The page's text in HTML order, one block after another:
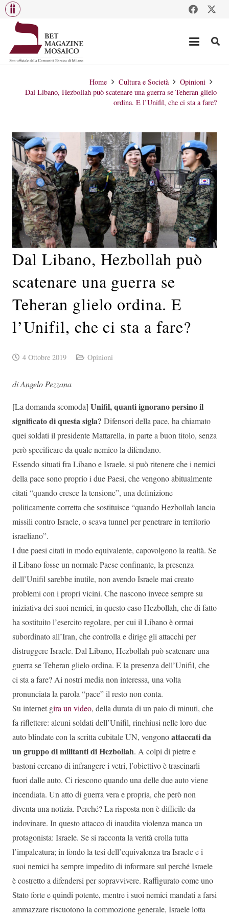
Home Cultura e Società
Opinioni
Dal Libano, Hezbollah può scatenare una guerra se Teheran glielo
ordina. E l’Unifil, che ci sta a fare?
Dal Libano, Hezbollah può
scatenare una guerra se
Teheran glielo ordina. E
l’Unifil, che ci sta a fare?
4 Ottobre 2019 Opinioni
di Angelo Pezzana
[La domanda scomoda] Unifil, quanti ignorano persino il
significato di questa sigla? Difensori della pace, ha chiamato
quei soldati il presidente Mattarella, in parte a buon titolo, senza
però specificare da quale nemico la difendano.
Essendo situati fra Libano e Israele, si può ritenere che i nemici
della pace sono proprio i due Paesi, che vengono abitualmente
citati “quando cresce la tensione”, una definizione
politicamente corretta che sostituisce “quando Hezbollah lancia
missili contro Israele, o scava tunnel per penetrare in territorio
israeliano”.
I due paesi citati in modo equivalente, capovolgono la realtà. Se
il Libano fosse un normale Paese confinante, la presenza
dell’Unifil sarebbe inutile, non avendo Israele mai creato
problemi con i propri vicini. Che nascono invece sempre su
iniziativa dei suoi nemici, in questo caso Hezbollah, che di fatto
ha sostituito l’esercito regolare, per cui il Libano è ormai
subordinato all’Iran, che controlla e dirige gli attacchi per
distruggere Israele. Dal Libano, Hezbollah può scatenare una
guerra se Teheran glielo ordina. E la presenza dell’Unifil, che
ci sta a fare? Ai nostri media non interessa, una volta
pronunciata la parola “pace” il resto non conta.
Su internet gira un video, della durata di un paio di minuti, che
fa riflettere: alcuni soldati dell’Unifil, rinchiusi nelle loro due
auto blindate con la scritta cubitale UN, vengonoattaccati da
un gruppo di militanti di Hezbollah. A colpi di pietre e
bastoni cercano di infrangere i vetri, l’obiettivo è trascinarli
fuori dalle auto. Ci riescono quando una delle due auto viene
incendiata. Un atto di guerra vera e propria, che però non
diventa una notizia. Perché? La risposta non è difficile da
indovinare. In questo attacco di inaudita violenza manca un
protagonista: Israele. Se si racconta la verità crolla tutta
l’impalcatura; in fondo la tesi dell’equivalenza tra Israele e i
suoi nemici ha sempre impedito di informare sul perché Israele
è costretto a difendersi per sopravvivere. Raffigurato come uno
Stato forte e quindi potente, mentre i suoi nemici mandati a farsi
ammazzare riscuotono la commozione generale, Israele lotta